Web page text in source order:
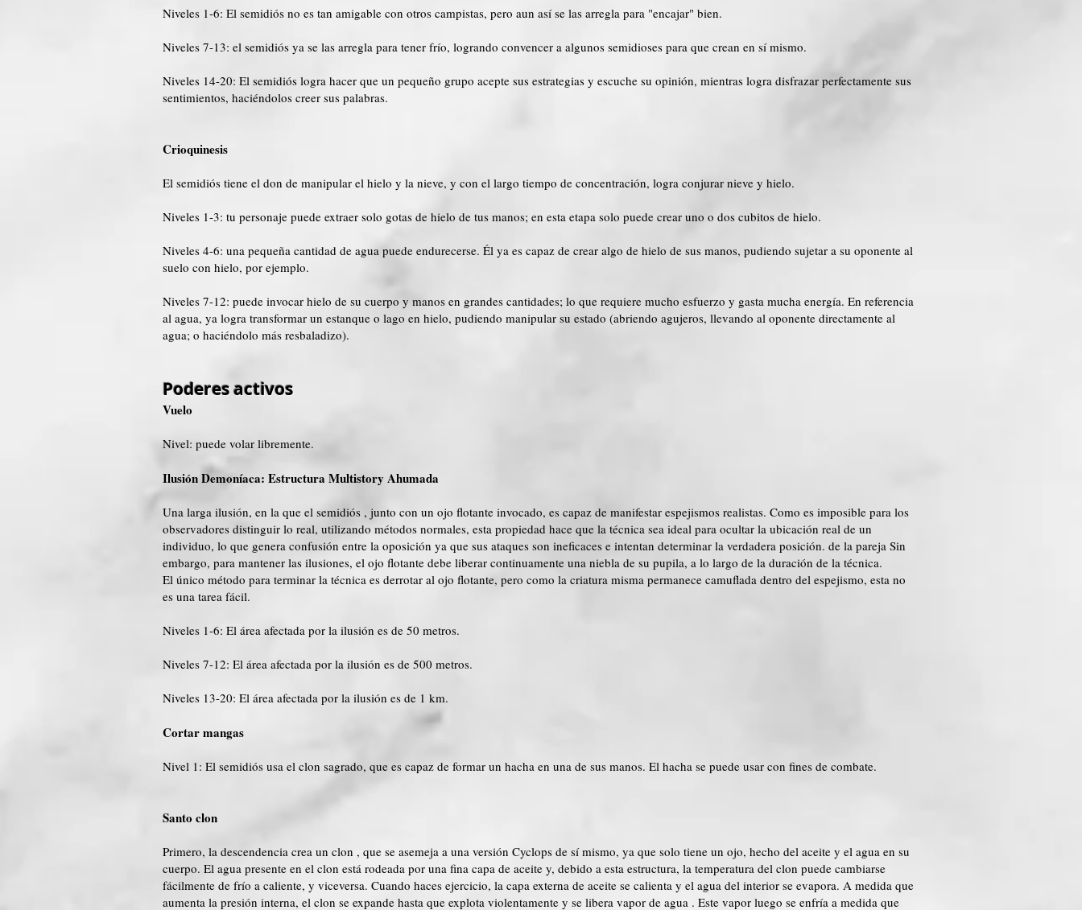
Niveles 1-6: El semidiós no es tan amigable con otros campistas, pero aun así se las arregla para "encajar" bien.
Niveles 7-13: el semidiós ya se las arregla para tener frío, logrando convencer a algunos semidioses para que crean en sí mismo.
Niveles 14-20: El semidiós logra hacer que un pequeño grupo acepte sus estrategias y escuche su opinión, mientras logra disfrazar perfectamente sus
sentimientos, haciéndolos creer sus palabras.
Crioquinesis
El semidiós tiene el don de manipular el hielo y la nieve, y con el largo tiempo de concentración, logra conjurar nieve y hielo.
Niveles 1-3: tu personaje puede extraer solo gotas de hielo de tus manos; en esta etapa solo puede crear uno o dos cubitos de hielo.
Niveles 4-6: una pequeña cantidad de agua puede endurecerse. Él ya es capaz de crear algo de hielo de sus manos, pudiendo sujetar a su oponente al
suelo con hielo, por ejemplo.
Niveles 7-12: puede invocar hielo de su cuerpo y manos en grandes cantidades; lo que requiere mucho esfuerzo y gasta mucha energía. En referencia
al agua, ya logra transformar un estanque o lago en hielo, pudiendo manipular su estado (abriendo agujeros, llevando al oponente directamente al
agua; o haciéndolo más resbaladizo).
Poderes activos
Vuelo
Nivel: puede volar libremente.
Ilusión Demoníaca: Estructura Multistory Ahumada
Una larga ilusión, en la que el semidiós , junto con un ojo flotante invocado, es capaz de manifestar espejismos realistas. Como es imposible para los
observadores distinguir lo real, utilizando métodos normales, esta propiedad hace que la técnica sea ideal para ocultar la ubicación real de un
individuo, lo que genera confusión entre la oposición ya que sus ataques son ineficaces e intentan determinar la verdadera posición. de la pareja Sin
embargo, para mantener las ilusiones, el ojo flotante debe liberar continuamente una niebla de su pupila, a lo largo de la duración de la técnica.
El único método para terminar la técnica es derrotar al ojo flotante, pero como la criatura misma permanece camuflada dentro del espejismo, esta no
es una tarea fácil.
Niveles 1-6: El área afectada por la ilusión es de 50 metros.
Niveles 7-12: El área afectada por la ilusión es de 500 metros.
Niveles 13-20: El área afectada por la ilusión es de 1 km.
Cortar mangas
Nivel 1: El semidiós usa el clon sagrado, que es capaz de formar un hacha en una de sus manos. El hacha se puede usar con fines de combate.
Santo clon
Primero, la descendencia crea un clon , que se asemeja a una versión Cyclops de sí mismo, ya que solo tiene un ojo, hecho del aceite y el agua en su
cuerpo. El agua presente en el clon está rodeada por una fina capa de aceite y, debido a esta estructura, la temperatura del clon puede cambiarse
fácilmente de frío a caliente, y viceversa. Cuando haces ejercicio, la capa externa de aceite se calienta y el agua del interior se evapora. A medida que
aumenta la presión interna, el clon se expande hasta que explota violentamente y se libera vapor de agua . Este vapor luego se enfría a medida que